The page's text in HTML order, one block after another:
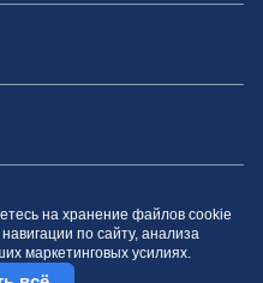
на хранение файлов cookie
по сайту, анализа
маркетинговых усилиях.